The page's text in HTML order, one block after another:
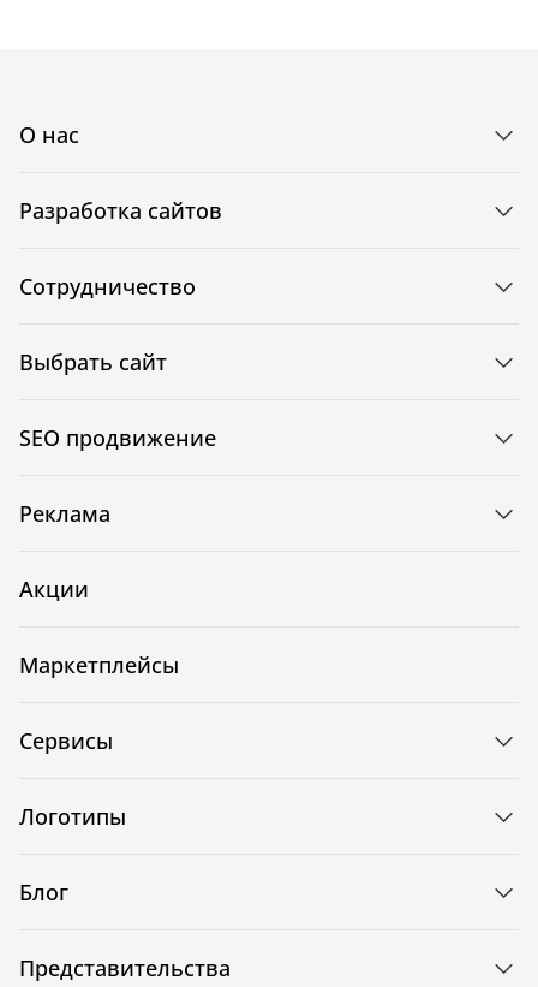
О нас
Разработка сайтов
Сотрудничество
Выбрать сайт
SEO продвижение
Реклама
Акции
Маркетплейсы
Сервисы
Логотипы
Блог
Представительства